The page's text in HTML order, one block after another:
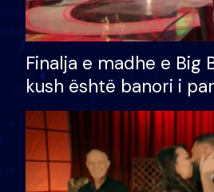
Finalja e madhe e Big
kush është banori i
shtëpinë dhe humb
të fituar çmimin e